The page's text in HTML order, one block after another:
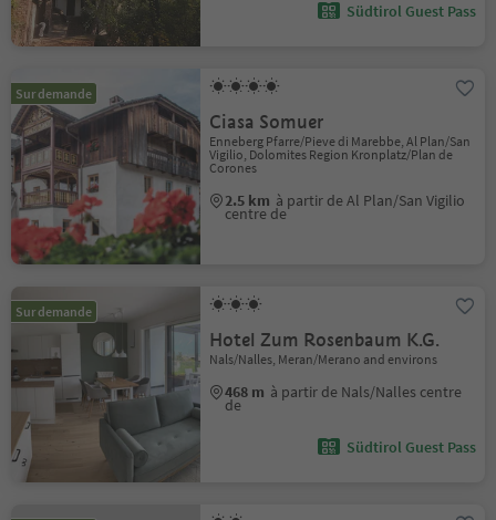
Südtirol Guest Pass
Sur demande
Ciasa Somuer
Enneberg Pfarre/Pieve di Marebbe, Al Plan/San
Vigilio, Dolomites Region Kronplatz/Plan de
Corones
2.5 km à partir de Al Plan/San Vigilio
centre de
Sur demande
Hotel Zum Rosenbaum K.G.
Nals/Nalles, Meran/Merano and environs
468 m à partir de Nals/Nalles centre
de
Südtirol Guest Pass